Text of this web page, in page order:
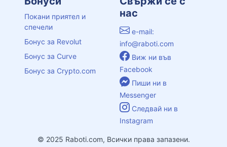
Покани приятел и
спечели
Бонус за Revolut
Бонус за Curve
Бонус за Crypto.com
нас
e-mail:
info@raboti.com
Виж ни във
Facebook
Пиши ни в
Messenger
Следвай ни в
Instagram
© 2025 Raboti.com, Всички права запазени.